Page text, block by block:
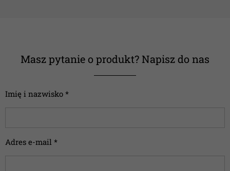
Masz pytanie o produkt? Napisz do nas
Imię i nazwisko *
Adres e-mail *